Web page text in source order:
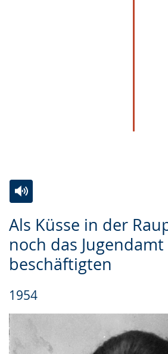
Als Küsse in der
noch das Jugendamt
beschäftigten
1954
Leichten
Sprache
wechseln.
Audio-
Unterstützung.
Video
in
Deutscher
wird
angezeigt.